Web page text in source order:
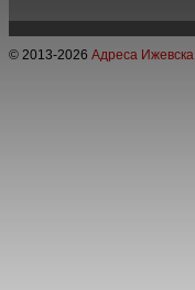
© 2013-2026 Адреса Ижевска